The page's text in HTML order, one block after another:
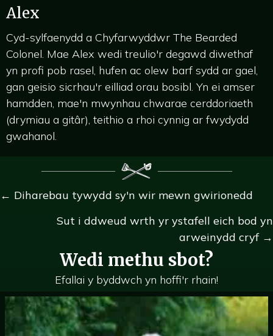
Alex
Cyd-sylfaenydd a Chyfarwyddwr The Bearded
Colonel. Mae Alex wedi treulio'r degawd diwethaf
yn profi pob rasel, hufen ac olew barf sydd ar gael,
gan geisio sicrhau'r eilliad orau bosibl. Yn ei amser
hamdden, mae'n mwynhau chwarae cerddoriaeth
(drymiau a gitâr), teithio a rhoi cynnig ar fwydydd
gwahanol.
Llywio
postiadau
← Diharebau tywydd sy'n wir mewn gwirionedd
Sut i ddweud wrth yr ystafell eich bod yn
arweinydd cryf →
Wedi methu sbot?
Efallai y byddwch yn hoffi'r rhain!